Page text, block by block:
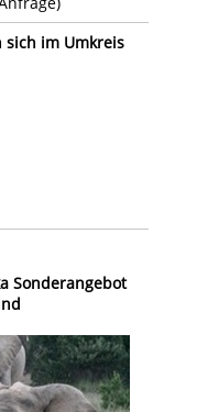
sich im Umkreis
Sonderangebot